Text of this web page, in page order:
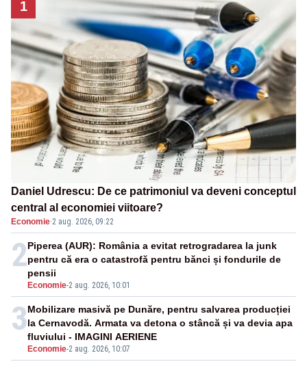
1
Daniel Udrescu: De ce patrimoniul va deveni conceptul
central al economiei viitoare?
Economie·2 aug. 2026, 09:22
2
Economie-2 aug. 2026, 10:01
Piperea (AUR): România a evitat retrogradarea la junk
pentru că era o catastrofă pentru bănci și fondurile de
pensii
3
Economie-2 aug. 2026, 10:07
Mobilizare masivă pe Dunăre, pentru salvarea producției
la Cernavodă. Armata va detona o stâncă și va devia apa
fluviului - IMAGINI AERIENE